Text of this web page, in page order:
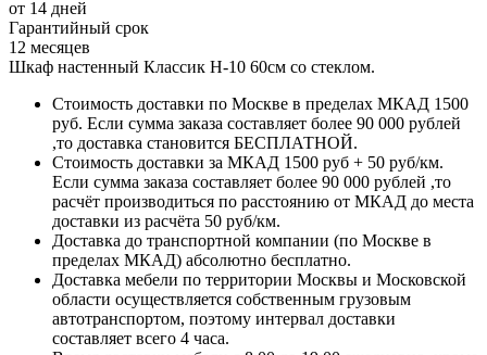
от 14 дней
Гарантийный срок
12 месяцев
Шкаф настенный Классик Н-10 60см со стеклом.
Стоимость доставки по Москве в пределах МКАД 1500
руб. Если сумма заказа составляет более 90 000 рублей
,то доставка становится БЕСПЛАТНОЙ.
Стоимость доставки за МКАД 1500 руб + 50 руб/км.
Если сумма заказа составляет более 90 000 рублей ,то
расчёт производиться по расстоянию от МКАД до места
доставки из расчёта 50 руб/км.
Доставка до транспортной компании (по Москве в
пределах МКАД) абсолютно бесплатно.
Доставка мебели по территории Москвы и Московской
области осуществляется собственным грузовым
автотранспортом, поэтому интервал доставки
составляет всего 4 часа.